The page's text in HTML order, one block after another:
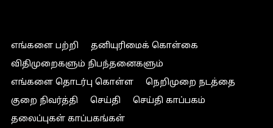
எங்களை பற்றி
தனியுரிமைக் கொள்கை
விதிமுறைகளும் நிபந்தனைகளும்
எங்களை தொடர்பு கொள்ள
நெறிமுறை நடத்தை
குறை நிவர்த்தி
செய்தி
செய்தி காப்பகம்
தலைப்புகள் காப்பகங்கள்